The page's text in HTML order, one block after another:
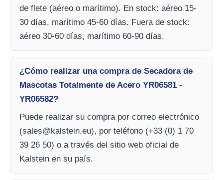
de flete (aéreo o marítimo). En stock: aéreo 15-
30 días, marítimo 45-60 días. Fuera de stock:
aéreo 30-60 días, marítimo 60-90 días.
¿Cómo realizar una compra de Secadora de
Mascotas Totalmente de Acero YR06581 -
YR06582?
Puede realizar su compra por correo electrónico
(sales@kalstein.eu), por teléfono (+33 (0) 1 70
39 26 50) o a través del sitio web oficial de
Kalstein en su país.